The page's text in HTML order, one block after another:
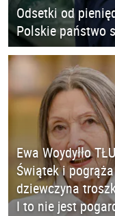
Odsetki od
Polskie państwo
Ewa Woydyłło
Świątek i
dziewczyna
I to nie jest